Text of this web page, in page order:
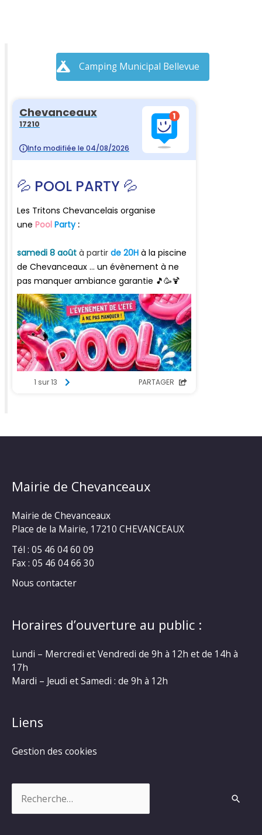
Camping Municipal Bellevue
Mairie de Chevanceaux
Mairie de Chevanceaux
Place de la Mairie, 17210 CHEVANCEAUX
Tél : 05 46 04 60 09
Fax : 05 46 04 66 30
Nous contacter
Horaires d’ouverture au public :
Lundi – Mercredi et Vendredi de 9h à 12h et de 14h à
17h
Mardi – Jeudi et Samedi : de 9h à 12h
Liens
Gestion des cookies